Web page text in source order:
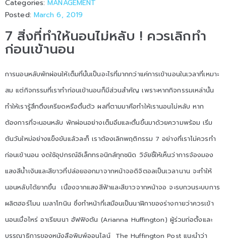
Categories:MANAGEMENT
Posted: March 6, 2019
7 สิ่งที่ทำให้นอนไม่หลับ ! ควรเลิกทำ
ก่อนเข้านอน
การนอนหลับพักผ่อนให้เต็มที่นั้นเป็นอะไรที่มากกว่าแค่การเข้านอนในเวลาที่เหมาะ
สม แต่กิจกรรมที่เราทำก่อนเข้านอนก็มีส่วนสำคัญ เพราะหากกิจกรรมเหล่านั้น
ทำให้เรารู้สึกตึงเครียดหรือตื่นตัว ผลที่ตามมาคือทำให้เรานอนไม่หลับ หาก
ต้องการที่จะนอนหลับ พักผ่อนอย่างเต็มอิ่มและตื่นขึ้นมาด้วยความพร้อม เริ่ม
ต้นวันใหม่อย่างแข็งขันแล้วละก็ เราต้องเลิกพฤติกรรม 7 อย่างที่เราไม่ควรทำ
ก่อนเข้านอน งดใช้อุปกรณ์อิเล็กทรอนิกส์ทุกชนิด วิจัยชี้ให้เห็นว่าการจ้องมอง
แสงสีน้ำเงินและสีขาวที่ปล่อยออกมาจากหน้าจอดิจิตอลเป็นเวลานาน จะทำให้
นอนหลับได้ยากขึ้น เนื่องจากแสงสีฟ้าและสีขาวจากหน้าจอ จะรบกวนระบบการ
ผลิตฮอร์โมน เมลาโทนิน ซึ่งทำหน้าที่เสมือนเป็นนาฬิกาของร่างกายว่าควรเข้า
นอนเมื่อไหร่ อาเรียนนา ฮัฟฟิงตัน (Arianna Huffington) ผู้ร่วมก่อตั้งและ
บรรณาธิการของหนังสือพิมพ์ออนไลน์ The Huffington Post แนะนำว่า